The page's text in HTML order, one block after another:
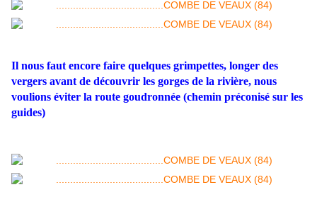
Il nous faut encore faire quelques grimpettes, longer des
vergers avant de découvrir les gorges de la rivière, nous
voulions éviter la route goudronnée (chemin préconisé sur les
guides)